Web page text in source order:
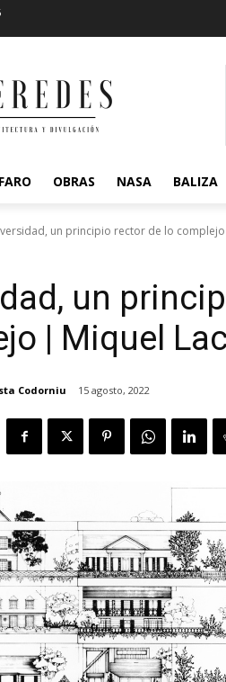
FARO OBRAS NASA BALIZA
un principio rector de lo
un
| Miquel
Codorniu 15 agosto, 2022